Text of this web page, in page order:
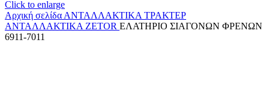
Click to enlarge
Αρχική σελίδα ΑΝΤΑΛΛΑΚΤΙΚΑ ΤΡΑΚΤΕΡ
ΑΝΤΑΛΛΑΚΤΙΚΑ ZETOR ΕΛΑΤΗΡΙΟ ΣΙΑΓΟΝΩΝ ΦΡΕΝΩΝ
6911-7011